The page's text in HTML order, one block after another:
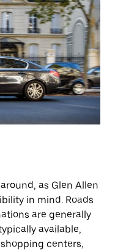
as Glen Allen
in mind. Roads
are generally
available,
centers,